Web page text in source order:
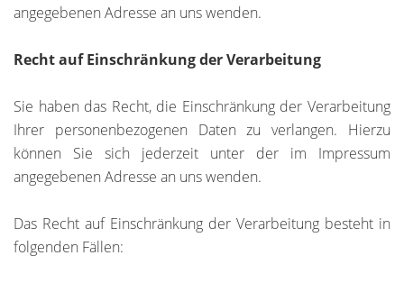
angegebenen Adresse an uns wenden.
Recht auf Einschränkung der Verarbeitung
Sie haben das Recht, die Einschränkung der Verarbeitung
Ihrer personenbezogenen Daten zu verlangen. Hierzu
können Sie sich jederzeit unter der im Impressum
angegebenen Adresse an uns wenden.
Das Recht auf Einschränkung der Verarbeitung besteht in
folgenden Fällen: